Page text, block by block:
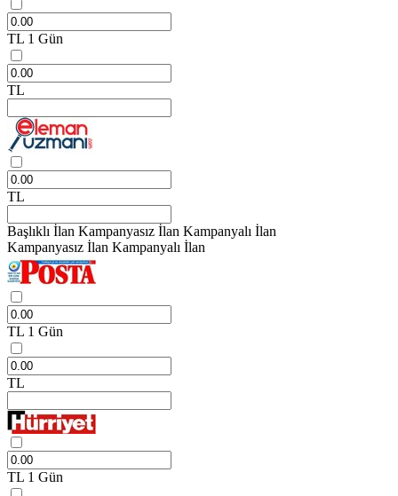
TL 1 Gün
TL
TL
Başlıklı İlan Kampanyasız İlan Kampanyalı İlan
Kampanyasız İlan Kampanyalı İlan
TL 1 Gün
TL
TL 1 Gün